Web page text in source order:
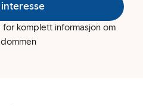
komplett informasjon om